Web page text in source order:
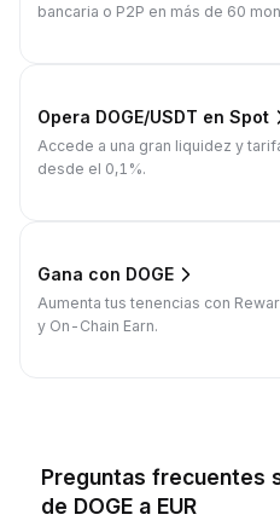
bancaria o P2P en más de 60
Opera DOGE/USDT en Spot
Accede a una gran liquidez y
desde el 0,1%.
Gana con DOGE
Aumenta tus tenencias con
y On-Chain Earn.
Preguntas frecuentes
de DOGE a EUR